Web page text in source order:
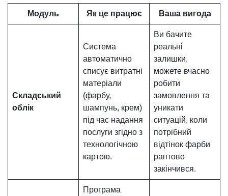
Модуль Як це працює Ваша вигода
Складський
облік
Система
автоматично
списує витратні
матеріали
(фарбу,
шампунь, крем)
під час надання
послуги згідно з
технологічною
картою.
Ви бачите
реальні
залишки,
можете вчасно
робити
замовлення та
уникати
ситуацій, коли
потрібний
відтінок фарби
раптово
закінчився.
Програма